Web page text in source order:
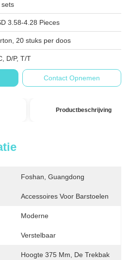
sets
3.58-4.28 Pieces
20 stuks per doos
D/P, T/T
Contact Opnemen
Productbeschrijving
Foshan, Guangdong
Accessoires Voor Barstoelen
Moderne
Verstelbaar
Hoogte 375 Mm, De Trekbak